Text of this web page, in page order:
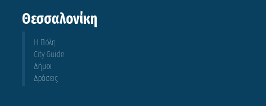
Θεσσαλονίκη
Η Πόλη
City Guide
Δήμοι
Δράσεις